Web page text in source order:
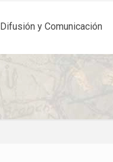
Difusión y Comunicación